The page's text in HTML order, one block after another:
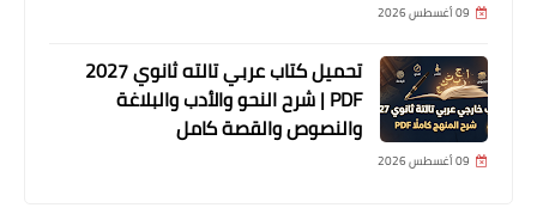
09 أغسطس 2026
تحميل كتاب عربي تالته ثانوي 2027
PDF | شرح النحو والأدب والبلاغة
والنصوص والقصة كامل
09 أغسطس 2026